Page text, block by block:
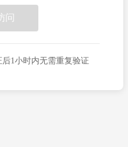
问
后1小时内无需重复验证